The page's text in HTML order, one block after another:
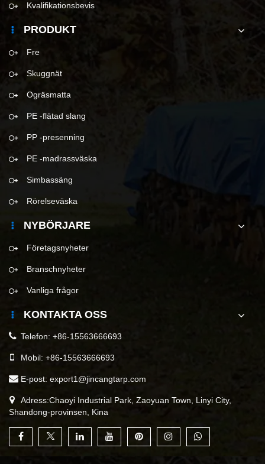
Kvalifikationsbevis
PRODUKT
Fre
Skuggnät
Ogräsmatta
PE -flätad slang
PP -presenning
PE -madrassväska
Simbassäng
Rörelseväska
NYBÖRJARE
Företagsnyheter
Branschnyheter
Vanliga frågor
KONTAKTA OSS
Telefon: +86-15563666693
Mobil: +86-15563666693
E-post: export1@jincangtarp.com
Adress:Chaoyi Industrial Park, Zaoyuan Town, Linyi City,
Shandong-provinsen, Kina